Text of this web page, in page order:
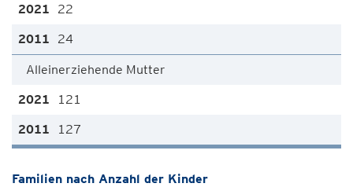
22
24
Alleinerziehende Mutter
121
127
Familien nach Anzahl der Kinder